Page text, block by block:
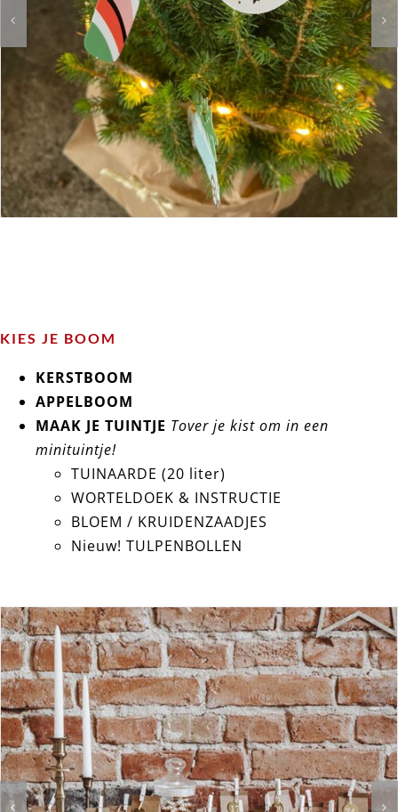
KIES JE BOOM
KERSTBOOM
APPELBOOM
MAAK JE TUINTJE Tover je kist om in een
minituintje!
TUINAARDE (20 liter)
WORTELDOEK & INSTRUCTIE
BLOEM / KRUIDENZAADJES
Nieuw! TULPENBOLLEN